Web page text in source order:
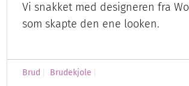
Vi snakket med designeren fra
som skapte den ene looken.
Brud Brudekjole